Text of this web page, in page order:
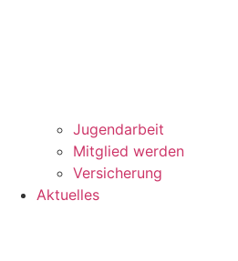
Jugendarbeit
Mitglied werden
Versicherung
Aktuelles